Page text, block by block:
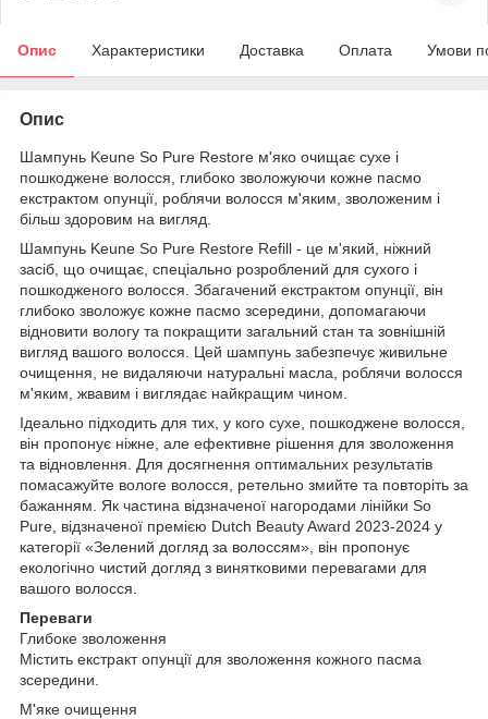
Опис Характеристики Доставка Оплата Умови
Опис
Шампунь Keune So Pure Restore м'яко очищає сухе і
пошкоджене волосся, глибоко зволожуючи кожне пасмо
екстрактом опунції, роблячи волосся м'яким, зволоженим і
більш здоровим на вигляд.
Шампунь Keune So Pure Restore Refill - це м'який, ніжний
засіб, що очищає, спеціально розроблений для сухого і
пошкодженого волосся. Збагачений екстрактом опунції, він
глибоко зволожує кожне пасмо зсередини, допомагаючи
відновити вологу та покращити загальний стан та зовнішній
вигляд вашого волосся. Цей шампунь забезпечує живильне
очищення, не видаляючи натуральні масла, роблячи волосся
м'яким, жвавим і виглядає найкращим чином.
Ідеально підходить для тих, у кого сухе, пошкоджене волосся,
він пропонує ніжне, але ефективне рішення для зволоження
та відновлення. Для досягнення оптимальних результатів
помасажуйте вологе волосся, ретельно змийте та повторіть за
бажанням. Як частина відзначеної нагородами лінійки So
Pure, відзначеної премією Dutch Beauty Award 2023-2024 у
категорії «Зелений догляд за волоссям», він пропонує
екологічно чистий догляд з винятковими перевагами для
вашого волосся.
Переваги
Глибоке зволоження
Містить екстракт опунції для зволоження кожного пасма
зсередини.
М'яке очищення